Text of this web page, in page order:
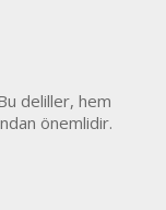
deliller, hem
önemlidir.